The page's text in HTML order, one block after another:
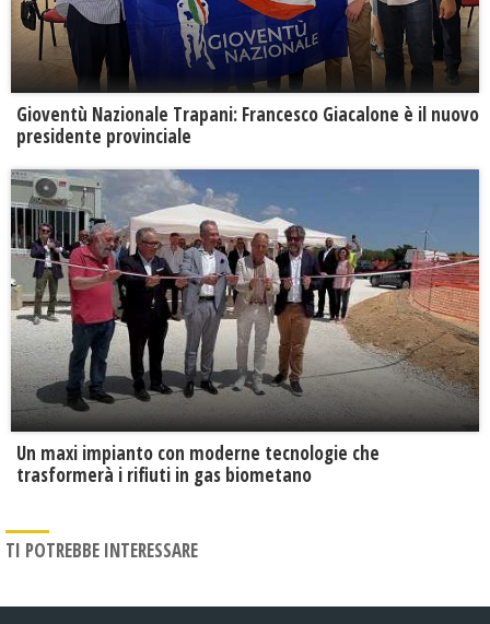
Gioventù Nazionale Trapani: Francesco Giacalone è il nuovo
presidente provinciale
Un maxi impianto con moderne tecnologie che
trasformerà i rifiuti in gas biometano
TI POTREBBE INTERESSARE